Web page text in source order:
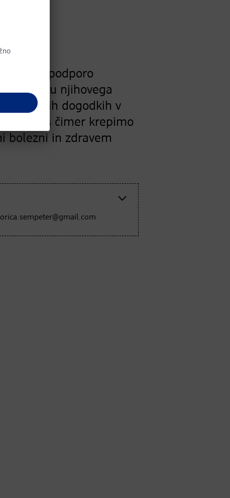
in podporo
njihovega
različnih dogodkih v
s čimer krepimo
bolezni in zdravem